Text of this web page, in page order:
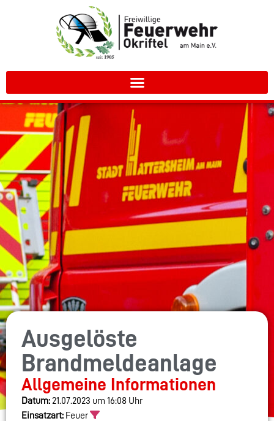
Ausgelöste
Brandmeldeanlage
Allgemeine Informationen
Datum: 21.07.2023 um 16:08 Uhr
Einsatzart: Feuer